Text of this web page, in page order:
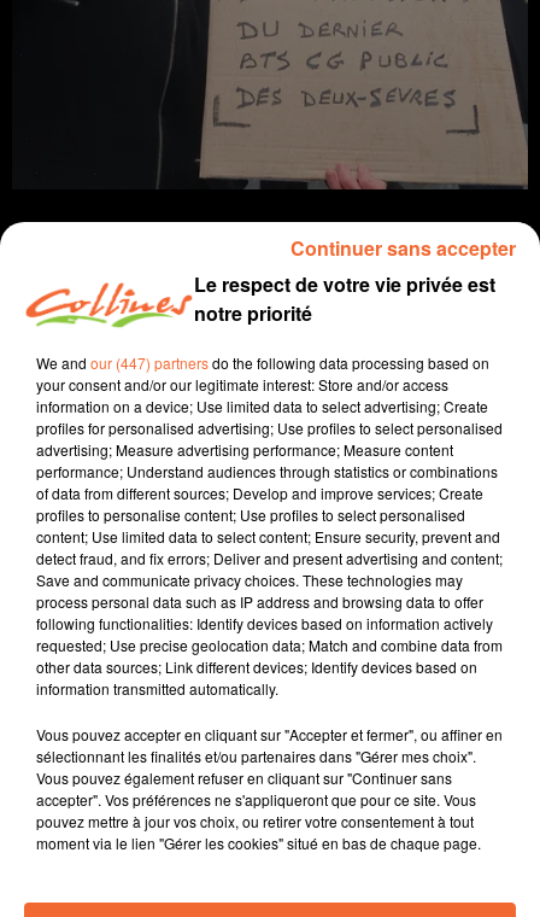
Infos
24 février 2023 - 12 min 26 sec
JOURNAL DU VENDREDI 24 FEVRIER ( MIDI )
Patrice Bémanangy
L'info près de chez vous.
Le décès de Bernard Bellec ancien maire de Niort. Ce
dernier aura dominé la vie politique locale durant 16
années.
Un important trafic de drogue impliquant 18 personnes
a été démentelé cette semaine à Bressuire et ses
alentours.
En cause, la fermeture annoncée du BTS gestion-
compta associée à la suppression de plus d'une
centaine d'heures de cours.
Le Débat d'Orientation Budgétaire au menu du récent
Le respect de votre vie privée est
notre priorité
We and our (447) partnersdo the following data processing based on
your consent and/or our legitimate interest: Store and/or access
information on a device; Use limited data to select advertising; Create
profiles for personalised advertising; Use profiles to select personalised
advertising; Measure advertising performance; Measure content
performance; Understand audiences through statistics or combinations
of data from different sources; Develop and improve services; Create
profiles to personalise content; Use profiles to select personalised
content; Use limited data to select content; Ensure security, prevent and
detect fraud, and fix errors; Deliver and present advertising and content;
Save and communicate privacy choices. These technologies may
process personal data such as IP address and browsing data to offer
following functionalities: Identify devices based on information actively
requested; Use precise geolocation data; Match and combine data from
other data sources; Link different devices; Identify devices based on
information transmitted automatically.
Vous pouvez accepter en cliquant sur "Accepter et fermer", ou affiner en
sélectionnant les finalités et/ou partenaires dans "Gérer mes choix".
Vous pouvez également refuser en cliquant sur "Continuer sans
accepter". Vos préférences ne s'appliqueront que pour ce site. Vous
pouvez mettre à jour vos choix, ou retirer votre consentement à tout
moment via le lien "Gérer les cookies" situé en bas de chaque page.
Continuer sans accepter